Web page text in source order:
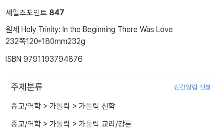
세일즈포인트 847
원제 Holy Trinity: In the Beginning There Was Love
232쪽120*180mm232g
ISBN 9791193794876
주제분류 신간알림 신청
종교/역학 > 가톨릭 > 가톨릭 신학
종교/역학 > 가톨릭 > 가톨릭 교리/강론